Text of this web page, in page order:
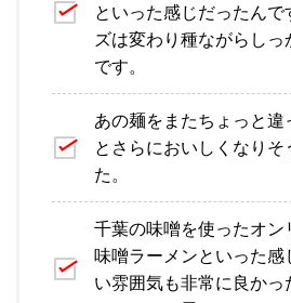
といった感じだったん
ズは変わり種ながらしっ
です。
あの麺をまたちょっと違
とさらにおいしくなりそ
た。
千葉の味噌を使ったオ
味噌ラーメンといった
い雰囲気も非常に良か